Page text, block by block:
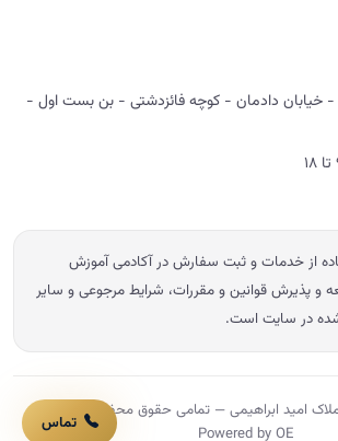
خیابان دادمان - کوچه فائزدشتی - بن بست اول -
از خدمات و ثبت سفارش در آکادمی آموزش
و پذیرش قوانین و مقررات، شرایط مرجوعی و سایر
در سایت است.
Powered by OE
تماس